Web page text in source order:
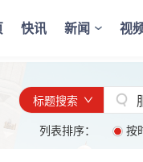
快讯 新闻 视
标题搜索
列表排序：
按